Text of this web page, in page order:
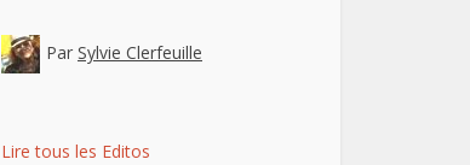
Par Sylvie Clerfeuille
Lire tous les Editos